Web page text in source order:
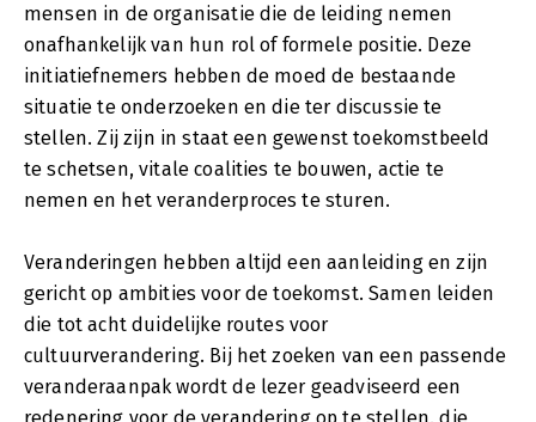
mensen in de organisatie die de leiding nemen
onafhankelijk van hun rol of formele positie. Deze
initiatiefnemers hebben de moed de bestaande
situatie te onderzoeken en die ter discussie te
stellen. Zij zijn in staat een gewenst toekomstbeeld
te schetsen, vitale coalities te bouwen, actie te
nemen en het veranderproces te sturen.
Veranderingen hebben altijd een aanleiding en zijn
gericht op ambities voor de toekomst. Samen leiden
die tot acht duidelijke routes voor
cultuurverandering. Bij het zoeken van een passende
veranderaanpak wordt de lezer geadviseerd een
redenering voor de verandering op te stellen, die